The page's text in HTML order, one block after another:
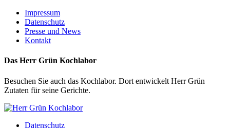
Impressum
Datenschutz
Presse und News
Kontakt
Das Herr Grün Kochlabor
Besuchen Sie auch das Kochlabor. Dort entwickelt Herr Grün
Zutaten für seine Gerichte.
Datenschutz